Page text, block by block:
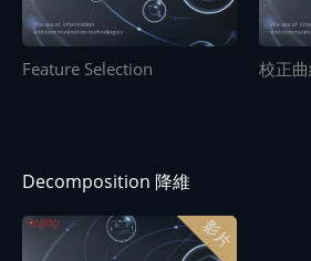
Feature Selection 校正
Decomposition 降維
影片